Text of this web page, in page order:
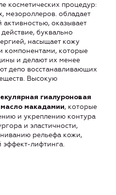
косметических процедур:
мезороллеров. обладает
оказывает
буквально
насыщает кожу
компонентами, которые
и делают их менее
депо восстанавливающих
Высокую
гиалуроновая
макадамии, которые
и укреплению контура
и эластичности,
рельефа кожи,
эффект-лифтинга.